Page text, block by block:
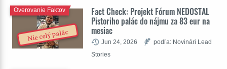
Nie celý palác
Fact Check: Projekt Fórum NEDOSTAL
Pistoriho palác do nájmu za 83 eur na
mesiac
Overovanie Faktov
Jun 24, 2026
podľa: Novinári Lead
Stories